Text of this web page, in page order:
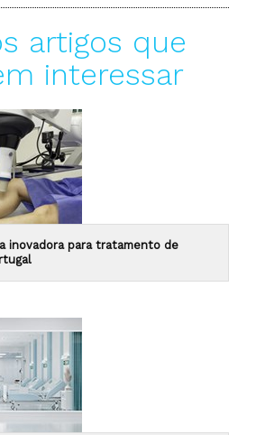
artigos que
interessar
inovadora para tratamento de